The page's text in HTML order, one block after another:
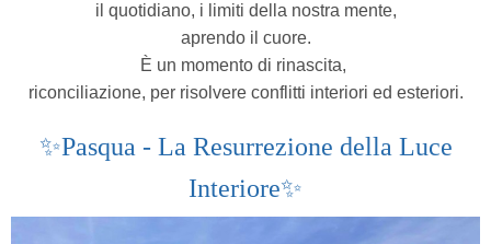
il quotidiano, i limiti della nostra mente,
aprendo il cuore.
È un momento di rinascita,
riconciliazione, per risolvere conflitti interiori ed esteriori.
✨Pasqua - La Resurrezione della Luce
Interiore✨